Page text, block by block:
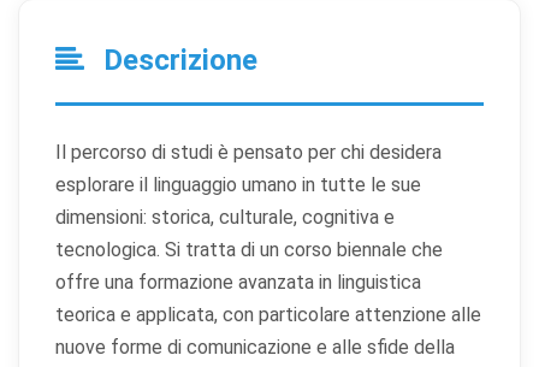
Descrizione
Il percorso di studi è pensato per chi desidera
esplorare il linguaggio umano in tutte le sue
dimensioni: storica, culturale, cognitiva e
tecnologica. Si tratta di un corso biennale che
offre una formazione avanzata in linguistica
teorica e applicata, con particolare attenzione alle
nuove forme di comunicazione e alle sfide della